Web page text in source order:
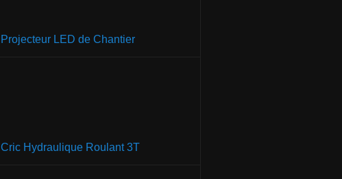
Projecteur LED de Chantier
Cric Hydraulique Roulant 3T